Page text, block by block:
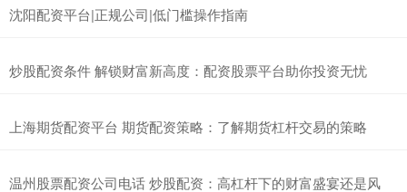
沈阳配资平台|正规公司|低门槛操作指南
炒股配资条件 解锁财富新高度：配资股票平台助你投资无忧
上海期货配资平台 期货配资策略：了解期货杠杆交易的策略
温州股票配资公司电话 炒股配资：高杠杆下的财富盛宴还是风